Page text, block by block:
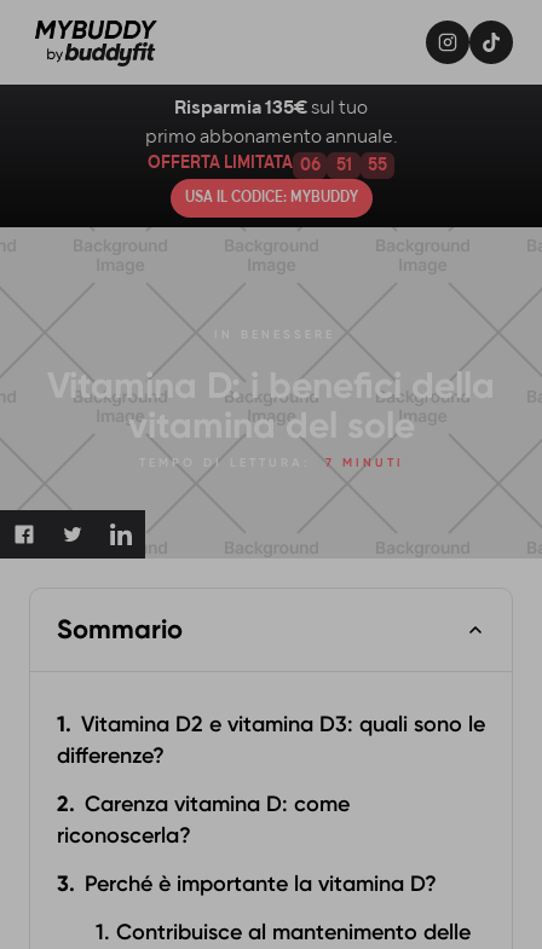
Vitamina D: i benefici della
vitamina del sole
TEMPO DI LETTURA: 7 MINUTI
Sommario
Vitamina D2 e vitamina D3: quali sono le
differenze?
Carenza vitamina D: come
riconoscerla? ‍
Perché è importante la vitamina D?
1. Contribuisce al mantenimento delle
Risparmia 135€ sul tuo
primo abbonamento annuale.
OFFERTA LIMITATA 06 51 54
USA IL CODICE: MYBUDDY